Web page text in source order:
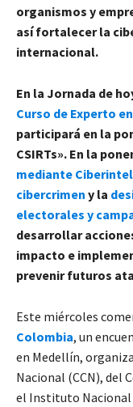
organismos y
así fortalecer la
internacional.
En la Jornada de
Curso de Experto
participará en la
CSIRTs». En la
mediante
cibercrimen y la
electorales y
desarrollar
impacto e
prevenir futuros
Este miércoles
Colombia, un
en Medellín,
Nacional (CCN), del
el Instituto Nacional